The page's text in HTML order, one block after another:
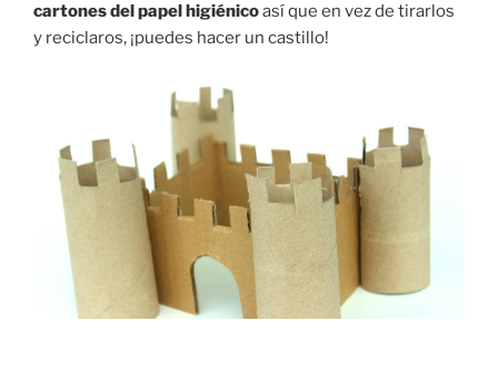
cartones del papel higiénicoasí que en vez de tirarlos
y reciclaros, ¡puedes hacer un castillo!